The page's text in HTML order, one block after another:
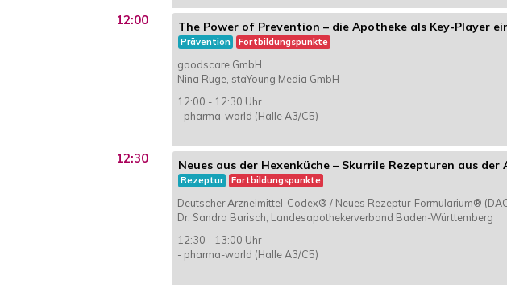
12:00 The Power of Prevention – die Apotheke als Key-Player
Prävention Fortbildungspunkte
goodscare GmbH
Nina Ruge, staYoung Media GmbH
12:00 - 12:30 Uhr
- pharma-world (Halle A3/C5)
12:30 Neues aus der Hexenküche – Skurrile Rezepturen aus
Rezeptur Fortbildungspunkte
Deutscher Arzneimittel-Codex® / Neues Rezeptur-Formularium®
Dr. Sandra Barisch, Landesapothekerverband Baden-Württemberg
12:30 - 13:00 Uhr
- pharma-world (Halle A3/C5)